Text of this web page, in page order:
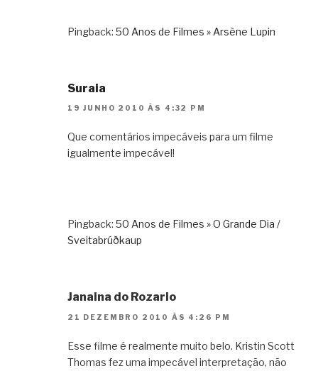
Pingback: 50 Anos de Filmes » Arsène Lupin
Suraia
19 JUNHO 2010 ÀS 4:32 PM
Que comentários impecáveis para um filme
igualmente impecável!
Pingback: 50 Anos de Filmes » O Grande Dia /
Sveitabrúðkaup
Janaina do Rozario
21 DEZEMBRO 2010 ÀS 4:26 PM
Esse filme é realmente muito belo. Kristin Scott
Thomas fez uma impecável interpretação, não